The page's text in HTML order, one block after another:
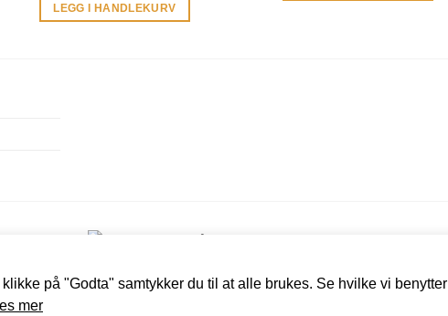
på "Godta" samtykker du til at alle brukes. Se hvilke vi benytter
mer
LEGG I HANDLEKURV
| Personvernerklæring